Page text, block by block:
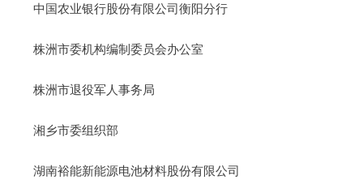
中国农业银行股份有限公司衡阳分行
株洲市委机构编制委员会办公室
株洲市退役军人事务局
湘乡市委组织部
湖南裕能新能源电池材料股份有限公司